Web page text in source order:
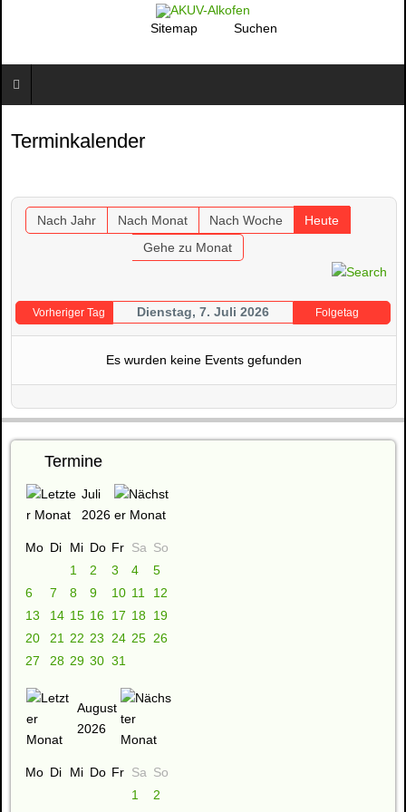
Sitemap Suchen
Terminkalender
Nach Jahr Nach Monat Nach Woche
Heute
Gehe zu Monat
Vorheriger Tag Dienstag, 7. Juli 2026 Folgetag
Es wurden keine Events gefunden
Termine
Juli
2026
Mo Di Mi Do Fr Sa So
1
2 3 4
5
6
7 8 9 10 11
12
13
14 15 16 17 18 19
20
21 22 23 24 25 26
27
28 29 30 31
August
2026
Mo Di Mi Do Fr Sa So
1
2